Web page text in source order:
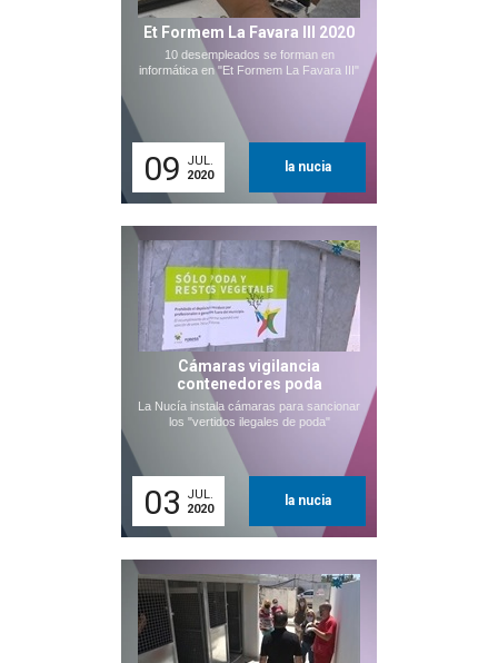
Et Formem La Favara III 2020
10 desempleados se forman en
informática en "Et Formem La Favara III"
09
JUL.
2020
la nucia
Cámaras vigilancia
contenedores poda
La Nucía instala cámaras para sancionar
los "vertidos ilegales de poda"
03
JUL.
2020
la nucia